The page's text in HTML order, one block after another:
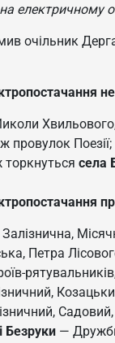
електричному
очільник
провулок Поезії;
села
Залізнична,
Петра
Безруки —